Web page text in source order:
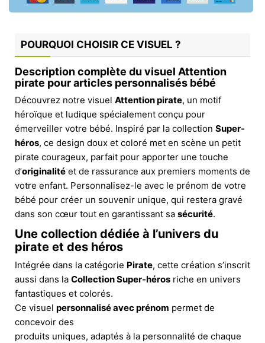
POURQUOI CHOISIR CE VISUEL ?
Description complète du visuel Attention
pirate pour articles personnalisés bébé
Découvrez notre visuel Attention pirate, un motif
héroïque et ludique spécialement conçu pour
émerveiller votre bébé. Inspiré par la collection Super-
héros, ce design doux et coloré met en scène un petit
pirate courageux, parfait pour apporter une touche
d’originalité et de rassurance aux premiers moments de
votre enfant. Personnalisez-le avec le prénom de votre
bébé pour créer un souvenir unique, qui restera gravé
dans son cœur tout en garantissant sa sécurité.
Une collection dédiée à l’univers du
pirate et des héros
Intégrée dans la catégorie Pirate, cette création s’inscrit
aussi dans la Collection Super-héros riche en univers
fantastiques et colorés.
Ce visuel personnalisé avec prénom permet de
concevoir des
produits uniques, adaptés à la personnalité de chaque